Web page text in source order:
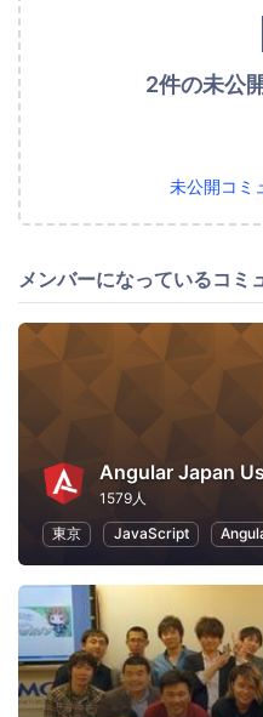
2件の未公
未公開コミ
メンバーになっているコミ
Angular Japan
1579人
東京
JavaScript